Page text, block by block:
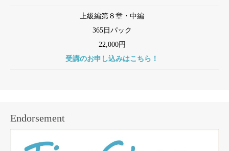
上級編第８章・中編
365日パック
22,000円
受講のお申し込みはこちら！
Endorsement